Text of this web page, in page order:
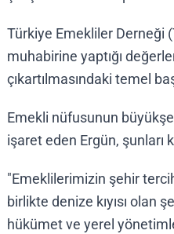
Türkiye Emekliler Derneği
muhabirine yaptığı
çıkartılmasındaki temel
Emekli nüfusunun
işaret eden Ergün, şunları
"Emeklilerimizin şehir
birlikte denize kıyısı olan
hükümet ve yerel